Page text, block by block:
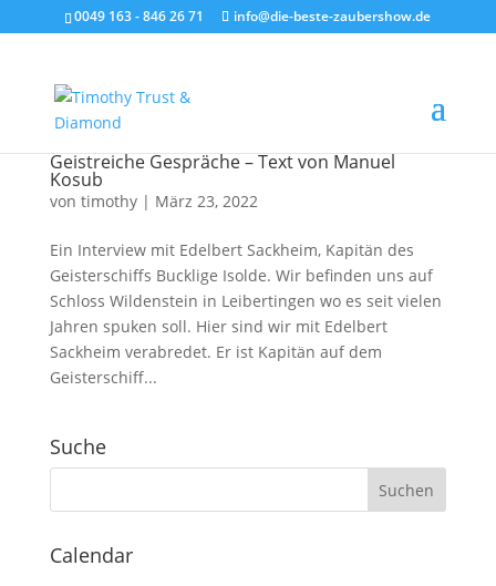
0049 163 - 846 26 71 info@die-beste-zaubershow.de
Geistreiche Gespräche – Text von Manuel
Kosub
von timothy| März 23, 2022
Ein Interview mit Edelbert Sackheim, Kapitän des
Geisterschiffs Bucklige Isolde. Wir befinden uns auf
Schloss Wildenstein in Leibertingen wo es seit vielen
Jahren spuken soll. Hier sind wir mit Edelbert
Sackheim verabredet. Er ist Kapitän auf dem
Geisterschiff...
Suche
Calendar